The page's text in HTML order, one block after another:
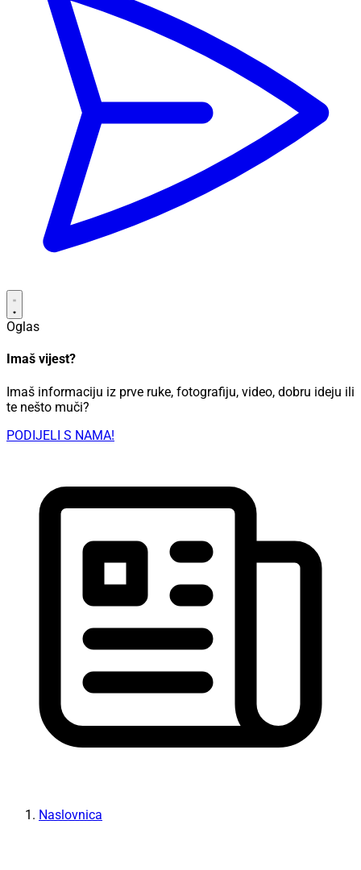
Oglas
Imaš vijest?
Imaš informaciju iz prve ruke, fotografiju, video, dobru ideju ili
te nešto muči?
PODIJELI S NAMA!
Naslovnica